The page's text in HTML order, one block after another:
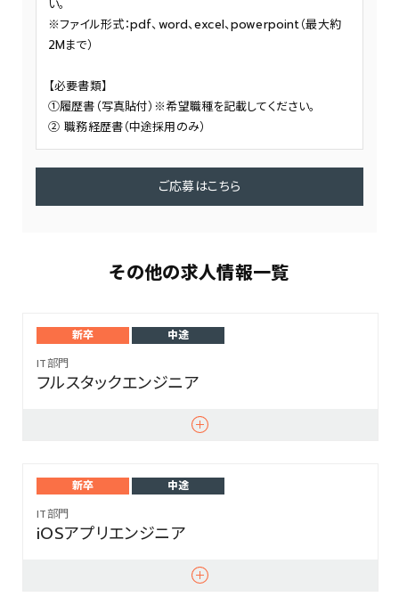
い。
※ファイル形式：pdf、word、excel、powerpoint（最大約
2Mまで）
【必要書類】
①履歴書（写真貼付）※希望職種を記載してください。
② 職務経歴書（中途採用のみ）
ご応募はこちら
その他の求人情報一覧
新卒
中途
IT部門
フルスタックエンジニア
新卒
中途
IT部門
iOSアプリエンジニア